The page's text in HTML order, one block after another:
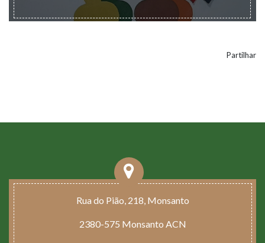
Partilhar
Rua do Pião, 218, Monsanto
2380-575 Monsanto ACN